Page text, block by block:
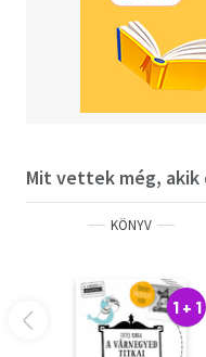
Mit vettek még,
KÖNYV
1 + 1